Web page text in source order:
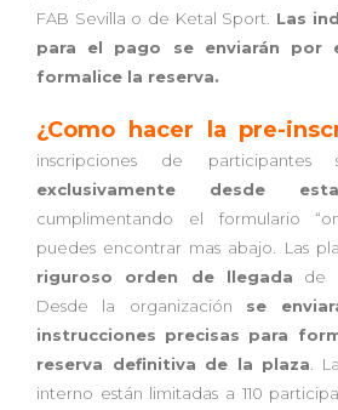
FAB Sevilla o de Ketal Sport. Las
para el pago se enviarán por
formalice la reserva.
¿Como hacer la pre-
inscripciones de
exclusivamente desde
cumplimentando el formulario
puedes encontrar mas abajo. Las
riguroso orden de llegada de
Desde la organización se
instrucciones precisas para
reserva definitiva de la plaza .
interno están limitadas a 110